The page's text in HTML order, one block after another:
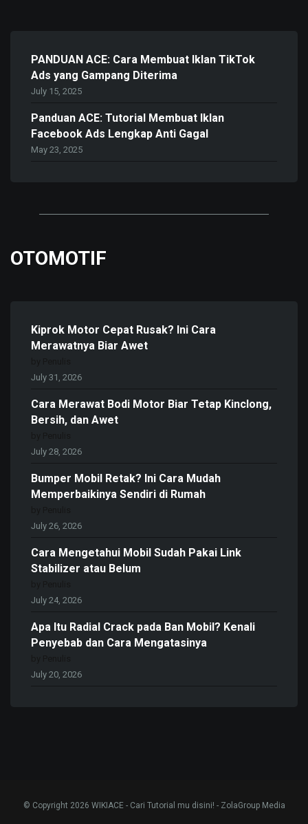
PANDUAN ACE: Cara Membuat Iklan TikTok
Ads yang Gampang Diterima
July 15, 2025
Panduan ACE: Tutorial Membuat Iklan
Facebook Ads Lengkap Anti Gagal
May 23, 2025
OTOMOTIF
Kiprok Motor Cepat Rusak? Ini Cara
Merawatnya Biar Awet
July 31, 2026
Cara Merawat Bodi Motor Biar Tetap Kinclong,
Bersih, dan Awet
July 28, 2026
Bumper Mobil Retak? Ini Cara Mudah
Memperbaikinya Sendiri di Rumah
July 26, 2026
Cara Mengetahui Mobil Sudah Pakai Link
Stabilizer atau Belum
July 24, 2026
Apa Itu Radial Crack pada Ban Mobil? Kenali
Penyebab dan Cara Mengatasinya
July 20, 2026
© Copyright 2026 WIKIACE - Cari Tutorial mu disini! - ZolaGroup Media